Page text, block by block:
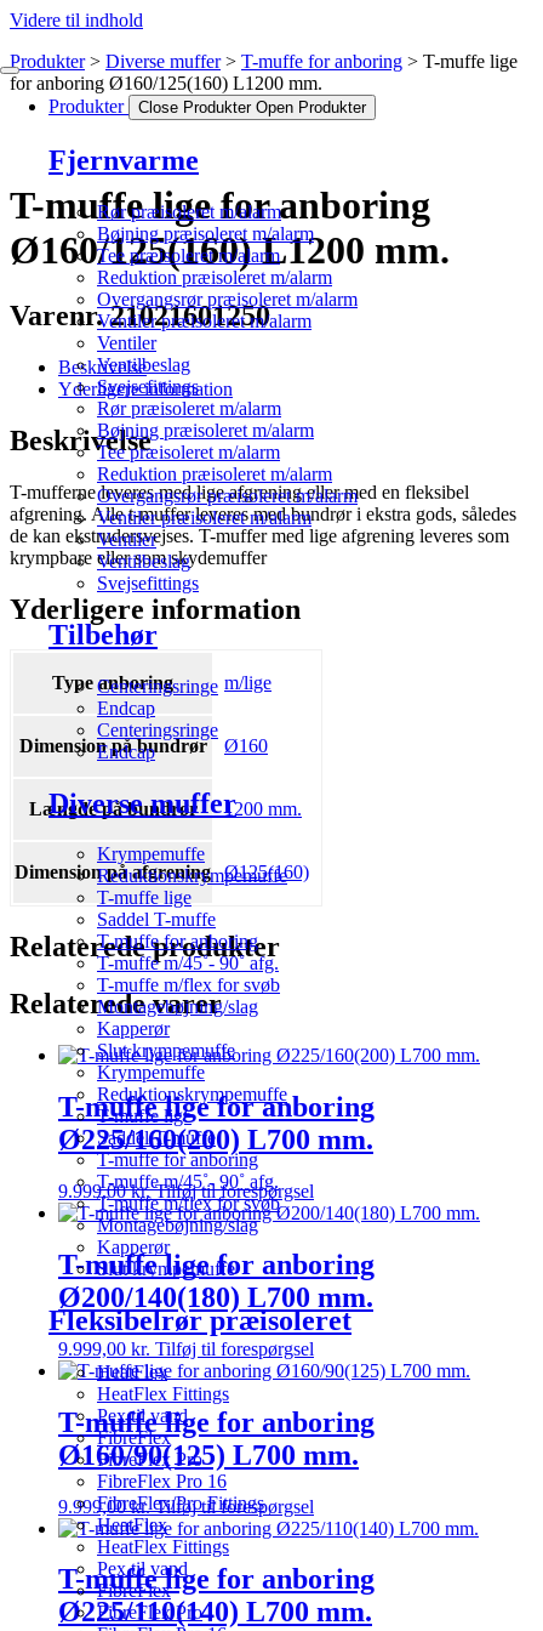
Videre til indhold
Produkter Close Produkter Open Produkter
Fjernvarme
Rør præisoleret m/alarm
Bøjning præisoleret m/alarm
Tee præisoleret m/alarm
Reduktion præisoleret m/alarm
Overgangsrør præisoleret m/alarm
Ventiler præisoleret m/alarm
Ventiler
Ventilbeslag
Svejsefittings
Rør præisoleret m/alarm
Bøjning præisoleret m/alarm
Tee præisoleret m/alarm
Reduktion præisoleret m/alarm
Overgangsrør præisoleret m/alarm
Ventiler præisoleret m/alarm
Ventiler
Ventilbeslag
Svejsefittings
Tilbehør
Centeringsringe
Endcap
Centeringsringe
Endcap
Diverse muffer
Krympemuffe
Reduktionskrympemuffe
T-muffe lige
Saddel T-muffe
T-muffe for anboring
T-muffe m/45˚- 90˚ afg.
T-muffe m/flex for svøb
Montagebøjning/slag
Kapperør
Slut krympemuffe
Krympemuffe
Reduktionskrympemuffe
T-muffe lige
Saddel T-muffe
T-muffe for anboring
T-muffe m/45˚- 90˚ afg.
T-muffe m/flex for svøb
Montagebøjning/slag
Kapperør
Slut krympemuffe
Fleksibelrør præisoleret
HeatFlex
HeatFlex Fittings
Pex til vand
FibreFlex
FibreFlex Pro
FibreFlex Pro 16
FibreFlex/Pro Fittings
HeatFlex
HeatFlex Fittings
Pex til vand
FibreFlex
FibreFlex Pro
Produkter Diverse muffer T-muffe for anboring
T-muffe lige
for anboring Ø160/125(160) L1200 mm.
T-muffe lige for anboring
Ø160/125(160) L1200 mm.
Varenr. 21021601250
Beskrivelse
Yderligere information
Beskrivelse
T-mufferne leveres med lige afgrening eller med en fleksibel
afgrening. Alle t-muffer leveres med bundrør i ekstra gods, således
de kan ekstrudersvejses. T-muffer med lige afgrening leveres som
krympbare eller som skydemuffer
Yderligere information
Type anboring m/lige
Dimension på bundrør Ø160
Længde på bundrør 1200 mm.
Dimension på afgrening Ø125(160)
Relaterede produkter
Relaterede varer
T-muffe lige for anboring
Ø225/160(200) L700 mm.
9.999,00kr. Tilføj til forespørgsel
T-muffe lige for anboring
Ø200/140(180) L700 mm.
9.999,00 kr. Tilføj til forespørgsel
T-muffe lige for anboring
Ø160/90(125) L700 mm.
9.999,00kr. Tilføj til forespørgsel
T-muffe lige for anboring
Ø225/110(140) L700 mm.